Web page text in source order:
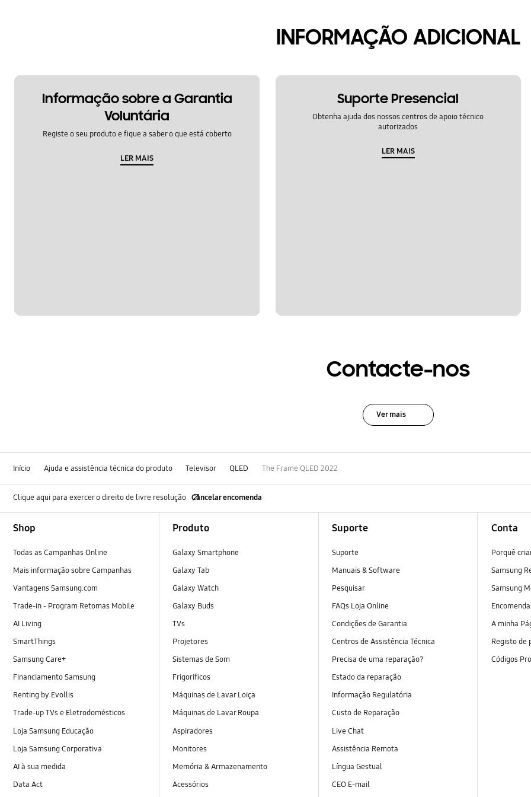
INFORMAÇÃO ADICIONAL
Informação sobre a Garantia
Voluntária
Registe o seu produto e fique a saber o que está coberto
LER MAIS
Suporte Presencial
Obtenha ajuda dos nossos centros de apoio técnico
autorizados
LER MAIS
Contacte-nos
Ver mais
Início Ajuda e assistência técnica do produto Televisor QLED The Frame QLED 2022
Clique aqui para exercer o direito de livre resolução Cancelar encomenda
Shop
Todas as Campanhas Online
Mais informação sobre Campanhas
Vantagens Samsung.com
Trade-in - Program Retomas Mobile
AI Living
SmartThings
Samsung Care+
Financiamento Samsung
Renting by Evollis
Trade-up TVs e Eletrodomésticos
Loja Samsung Educação
Loja Samsung Corporativa
AI à sua medida
Data Act
Produto
Galaxy Smartphone
Galaxy Tab
Galaxy Watch
Galaxy Buds
TVs
Projetores
Sistemas de Som
Frigoríficos
Máquinas de Lavar Loiça
Máquinas de Lavar Roupa
Aspiradores
Monitores
Memória & Armazenamento
Acessórios
Suporte
Suporte
Manuais & Software
Pesquisar
FAQs Loja Online
Condições de Garantia
Centros de Assistência Técnica
Precisa de uma reparação?
Estado da reparação
Informação Regulatória
Custo de Reparação
Live Chat
Assistência Remota
Língua Gestual
CEO E-mail
Conta
Porquê
Samsung
Samsung
A minha
Registo de
Códigos